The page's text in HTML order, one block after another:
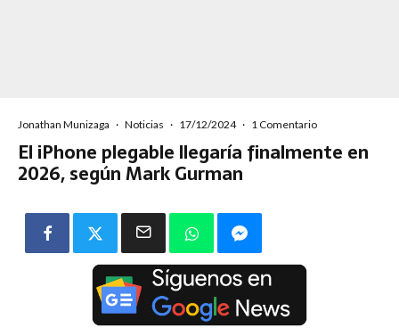
Jonathan Munizaga · Noticias · 17/12/2024 · 1 Comentario
El iPhone plegable llegaría finalmente en
2026, según Mark Gurman